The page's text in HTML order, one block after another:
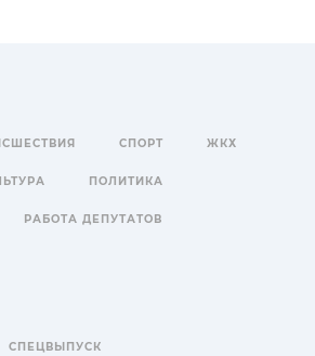
СПОРТ ЖКХ
ПОЛИТИКА
РАБОТА ДЕПУТАТОВ
СПЕЦВЫПУСК